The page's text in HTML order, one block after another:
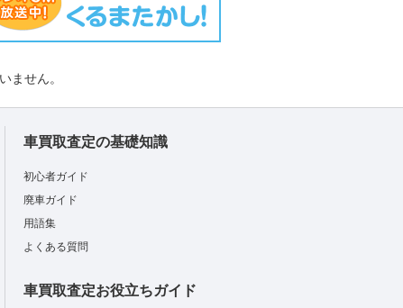
ません。
車買取査定の基礎知識
初心者ガイド
廃車ガイド
用語集
よくある質問
車買取査定お役立ちガイド